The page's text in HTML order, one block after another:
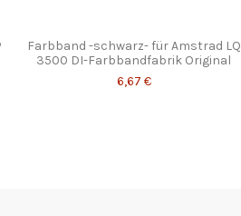
Farbband -schwarz- für Amstrad LQ
3500 DI-Farbbandfabrik Original
6,67 €